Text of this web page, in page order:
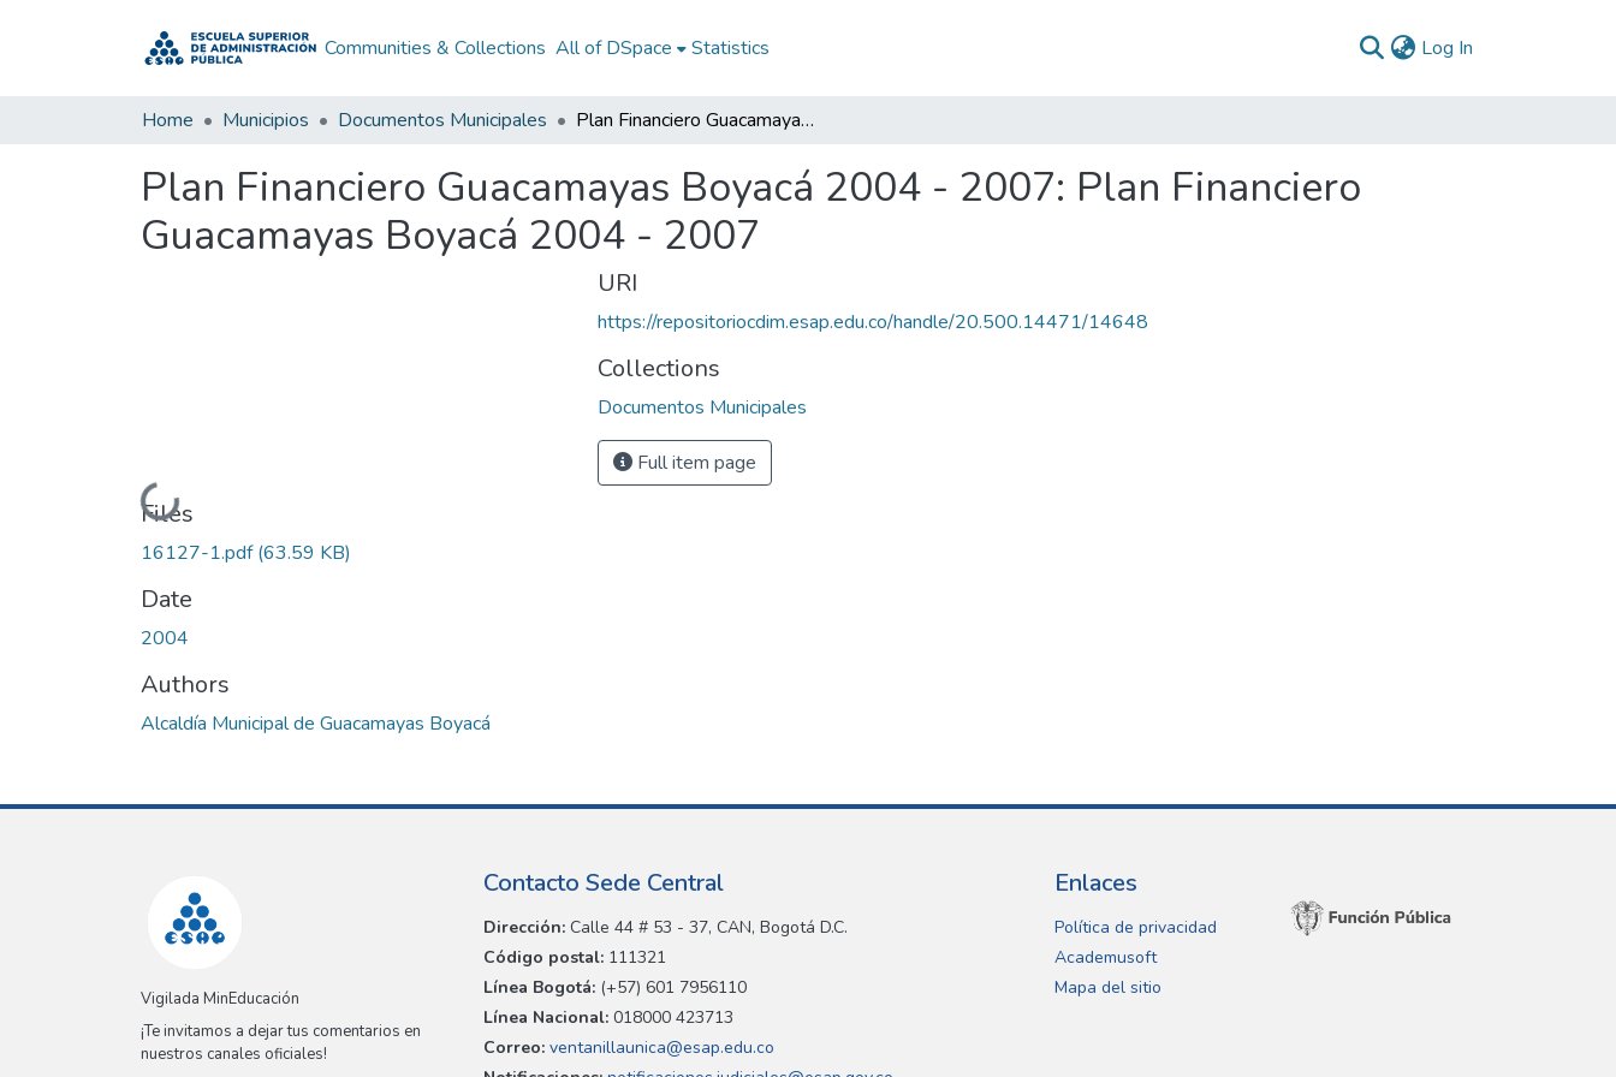
Communities & Collections All of DSpace Statistics Log In
Home Municipios Documentos Municipales Plan Financiero Guacamayas Boyacá 2004 - 2007: Plan Financiero Guacamayas Boyacá 2004 - 2007
Plan Financiero Guacamayas Boyacá 2004 - 2007: Plan Financiero
Guacamayas Boyacá 2004 - 2007
Loading...
Files
16127-1.pdf(63.59 KB)
Date
2004
Authors
Alcaldía Municipal de Guacamayas Boyacá
URI
https://repositoriocdim.esap.edu.co/handle/20.500.14471/14648
Collections
Documentos Municipales
Full item page
Vigilada MinEducación
¡Te invitamos a dejar tus comentarios en
nuestros canales oficiales!
Contacto Sede Central
Dirección: Calle 44 # 53 - 37, CAN, Bogotá D.C.
Código postal: 111321
Línea Bogotá: (+57) 601 7956110
Línea Nacional: 018000 423713
Correo: ventanillaunica@esap.edu.co
Enlaces
Política de privacidad
Academusoft
Mapa del sitio